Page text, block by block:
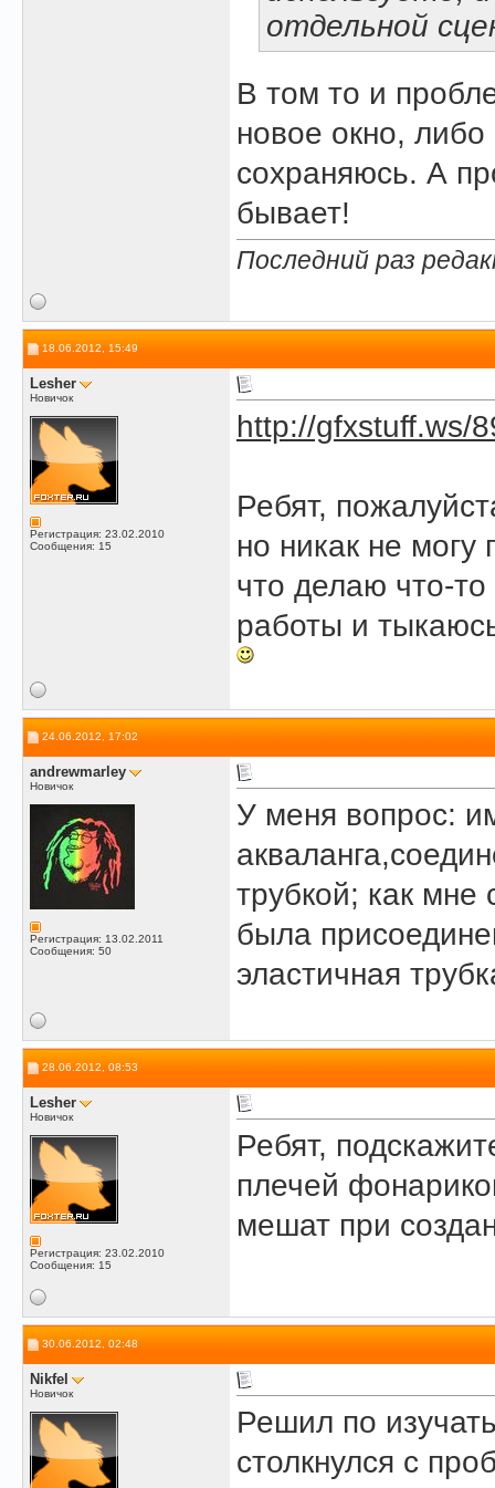
отдельной
В том то и
новое окно, либо
сохраняюсь. А
бывает!
Последний раз
18.06.2012, 15:49
Lesher
Новичок
Регистрация: 23.02.2010
Сообщения: 15
http://gfxstuff.ws/
Ребят,
но никак не могу
что делаю что-
работы и
24.06.2012, 17:02
andrewmarley
Новичок
Регистрация: 13.02.2011
Сообщения: 50
У меня вопрос:
трубкой; как мне
была
эластичная
28.06.2012, 08:53
Lesher
Новичок
Регистрация: 23.02.2010
Сообщения: 15
Ребят,
плечей
мешат при
30.06.2012, 02:48
Nikfel
Новичок
Решил по
столкнулся с